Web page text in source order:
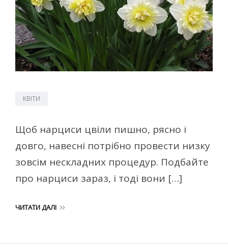
КВІТИ
Щоб нарциси цвіли пишно, рясно і
довго, навесні потрібно провести низку
зовсім нескладних процедур. Подбайте
про нарциси зараз, і тоді вони […]
ЧИТАТИ ДАЛІ